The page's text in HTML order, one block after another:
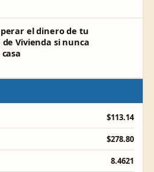
el dinero de tu
Vivienda si nunca
$113.14
$278.80
8.4621